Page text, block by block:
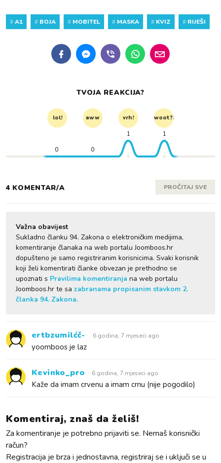
#A1 # BOJA # MOBITEL # MASKA # KVIZ # RIJEŠI
TVOJA REAKCIJA?
lol! aww vrh! woot?!
0 0
1 1
4 KOMENTAR/A PROČITAJ SVE
Važna obavijest
Sukladno članku 94. Zakona o elektroničkim medijima,
komentiranje članaka na web portalu Joomboos.hr
dopušteno je samo registriranim korisnicima. Svaki korisnik
koji želi komentirati članke obvezan je prethodno se
upoznati s Pravilima komentiranja na web portalu
Joomboos.hr te sa zabranama propisanim stavkom 2.
članka 94. Zakona.
ertbzumilćč- 6 godina, 7 mjeseci ago
yoomboos je laz
Kevinko_pro 6 godina, 7 mjeseci ago
Kaže da imam crvenu a imam crnu (nije pogodilo)
Komentiraj, znaš da želiš!
Za komentiranje je potrebno prijaviti se. Nemaš korisnički
račun?
Registracija je brza i jednostavna, registriraj se i uključi se u